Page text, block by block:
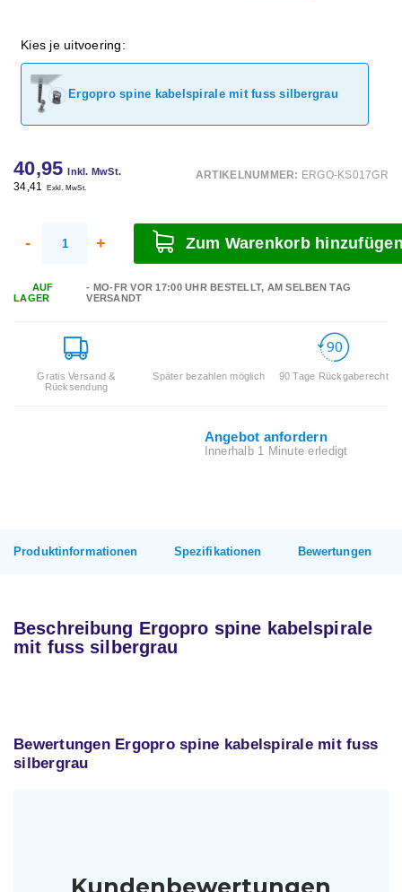
Kies je uitvoering:
Ergopro spine kabelspirale mit fuss silbergrau
40,95 Inkl. MwSt.
34,41 Exkl. MwSt.
ARTIKELNUMMER: ERGO-KS017GR
- + Zum Warenkorb
AUF
LAGER
- MO-FR VOR 17:00 UHR BESTELLT, AM SELBEN TAG
VERSANDT
Gratis Versand &
Rücksendung
Später bezahlen möglich 90 Tage Rückgaberecht
Angebot anfordern
Innerhalb 1 Minute erledigt
Produktinformationen Spezifikationen Bewertungen
Beschreibung Ergopro spine kabelspirale
mit fuss silbergrau
Bewertungen Ergopro spine kabelspirale mit fuss
silbergrau
Kundenbewertungen